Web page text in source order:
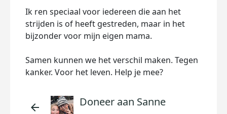
Ik ren speciaal voor iedereen die aan het
strijden is of heeft gestreden, maar in het
bijzonder voor mijn eigen mama.
Samen kunnen we het verschil maken. Tegen
kanker. Voor het leven. Help je mee?
arrow_back Doneer aan Sanne